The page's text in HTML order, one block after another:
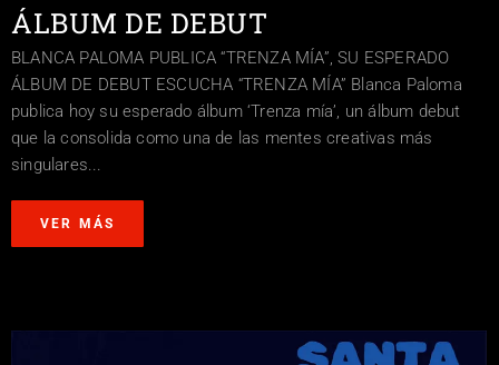
ÁLBUM DE DEBUT
BLANCA PALOMA PUBLICA “TRENZA MÍA”, SU ESPERADO
ÁLBUM DE DEBUT ESCUCHA “TRENZA MÍA” Blanca Paloma
publica hoy su esperado álbum ‘Trenza mía’, un álbum debut
que la consolida como una de las mentes creativas más
singulares...
VER MÁS